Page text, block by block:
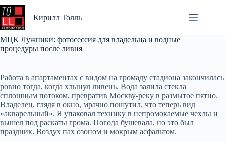
Перейти
к
Кирилл Толль
МЦК Лужники: фотосессия для владельца и водные
процедуры после ливня
Работа в апартаментах с видом на громаду стадиона закончилась
ровно тогда, когда хлынул ливень. Вода залила стекла
сплошным потоком, превратив Москву-реку в размытое пятно.
Владелец, глядя в окно, мрачно пошутил, что теперь вид
«акварельный». Я упаковал технику в непромокаемые чехлы и
вышел под раскаты грома. Погода бушевала, но это был
праздник. Воздух пах озоном и мокрым асфальтом.